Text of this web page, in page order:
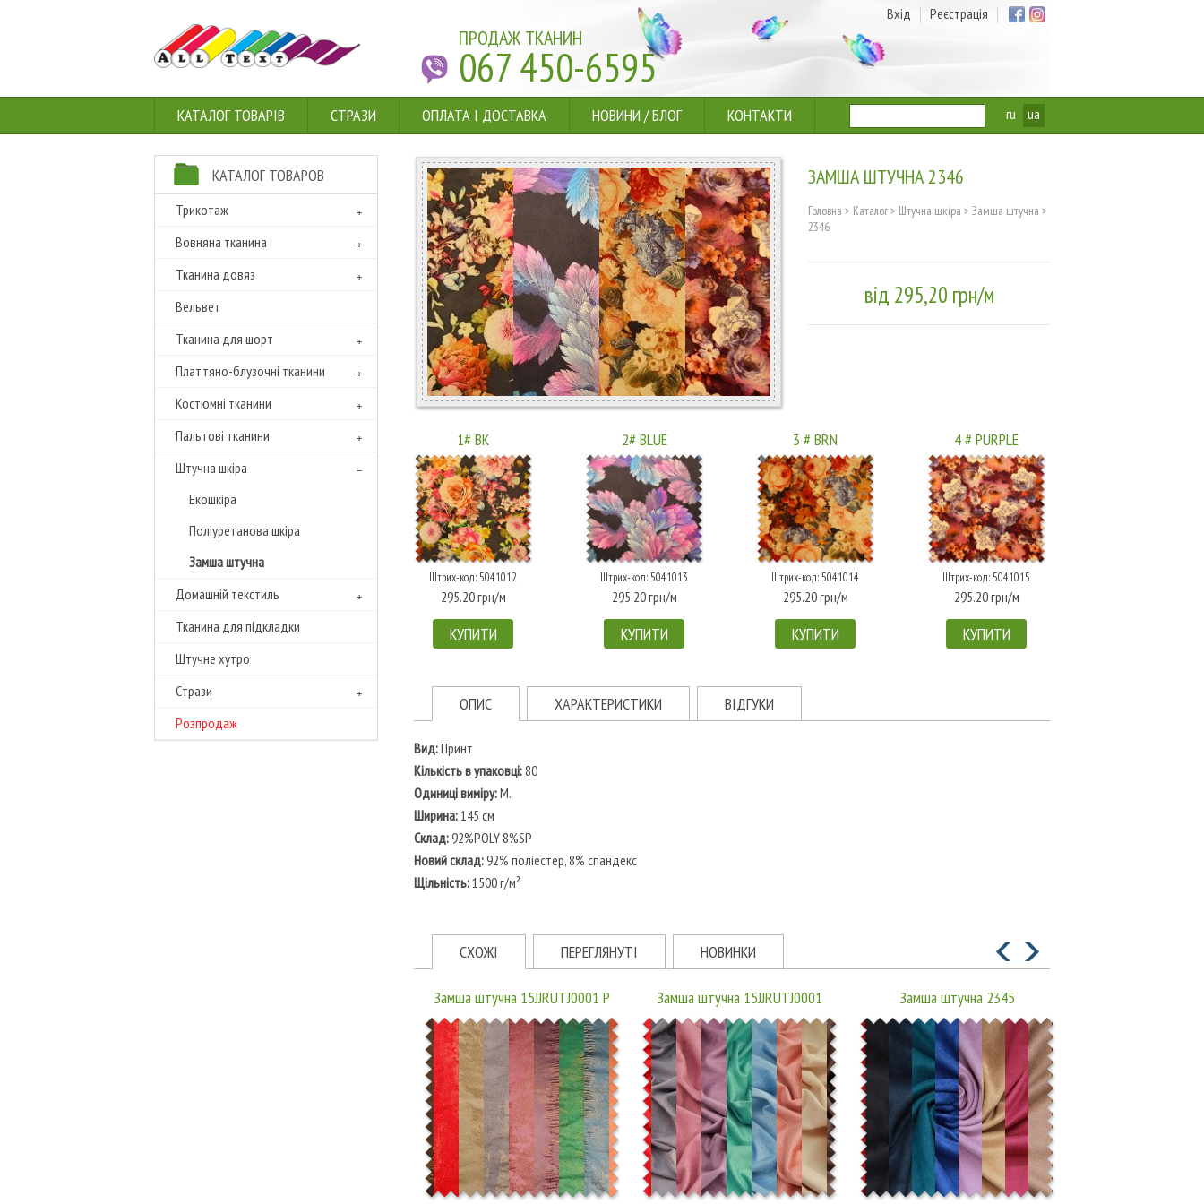
ПРОДАЖ ТКАНИН
067 450-6595
Вхід Реєстрація
КАТАЛОГ ТОВАРІВ СТРАЗИ ОПЛАТА І ДОСТАВКА НОВИНИ /БЛОГ КОНТАКТИ ru ua
КАТАЛОГ ТОВАРОВ
Трикотаж
Вовняна тканина
Тканина довяз
Вельвет
Тканина для шорт
Платтяно-блузочні тканини
Костюмні тканини
Пальтові тканини
Штучна шкіра
Екошкіра
Поліуретанова шкіра
Замша штучна
Домашній текстиль
Тканина для підкладки
Штучне хутро
Cтрази
Розпродаж
ЗАМША ШТУЧНА 2346
Головна > Каталог> Штучна шкіра > Замша штучна >
2346
від 295,20 грн/м
1# BK
Штрих-код: 5041012
295.20 грн/м
КУПИТИ
2# BLUE
Штрих-код: 5041013
295.20 грн/м
КУПИТИ
3 # BRN
Штрих-код: 5041014
295.20 грн/м
КУПИТИ
4 # PURPLE
Штрих-код: 5041015
295.20 грн/м
КУПИТИ
ОПИС ХАРАКТЕРИСТИКИ ВІДГУКИ
Вид:Принт
Кількість в упаковці:80
Одиниці виміру:М.
Ширина:145 см
Склад:92%POLY 8%SP
Новий склад:92% поліестер, 8% спандекс
Щільність:1500 г/м²
СХОЖІ ПЕРЕГЛЯНУТІ НОВИНКИ
Замша штучна 15JJRUTJ0001 P Замша штучна 15JJRUTJ0001 Замша штучна 2345